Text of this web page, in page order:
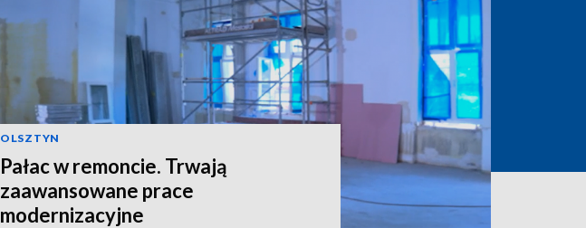
OLSZTYN
Pałac w remoncie. Trwają
zaawansowane prace
modernizacyjne